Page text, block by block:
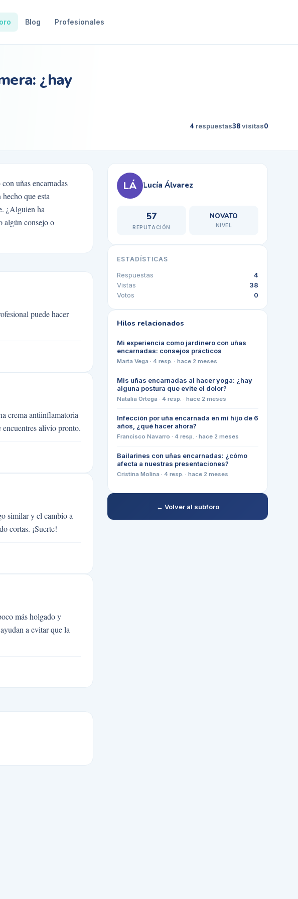
Blog Profesionales
¿hay
4 respuestas38visitas0
uñas encarnadas
que esta
¿Alguien ha
algún consejo o
puede hacer
crema antiinflamatoria
alivio pronto.
similar y el cambio a
cortas. ¡Suerte!
más holgado y
a evitar que la
LÁ Lucía Álvarez
57
REPUTACIÓN
NOVATO
NIVEL
ESTADÍSTICAS
Respuestas
4
Vistas
38
Votos
0
Hilos relacionados
Mi experiencia como jardinero con uñas
encarnadas: consejos prácticos
Marta Vega · 4 resp. · hace 2 meses
Mis uñas encarnadas al hacer yoga: ¿hay
alguna postura que evite el dolor?
Natalia Ortega · 4 resp. · hace 2 meses
Infección por uña encarnada en mi hijo de 6
años, ¿qué hacer ahora?
Francisco Navarro · 4 resp. · hace 2 meses
Bailarines con uñas encarnadas: ¿cómo
afecta a nuestras presentaciones?
Cristina Molina · 4 resp. · hace 2 meses
← Volver al subforo